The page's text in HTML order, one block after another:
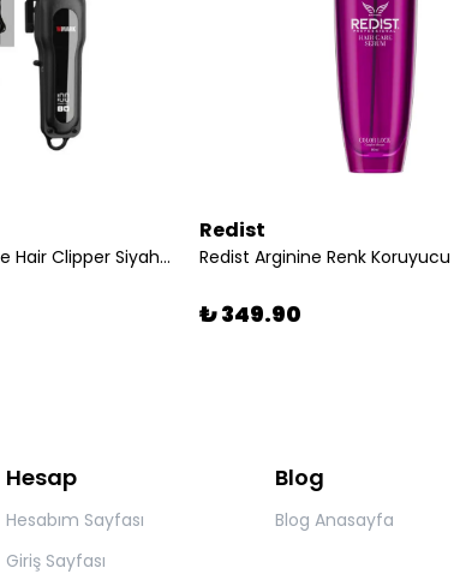
NG-122 Rechargeable Hair Clipper Siyah | Yüksek Performanslı Metal Gövdeli Saç Kesme Makinesi
Redist
₺ 349.90
Hesap
Hesabım Sayfası
Giriş Sayfası
Blog
Blog Anasayfa